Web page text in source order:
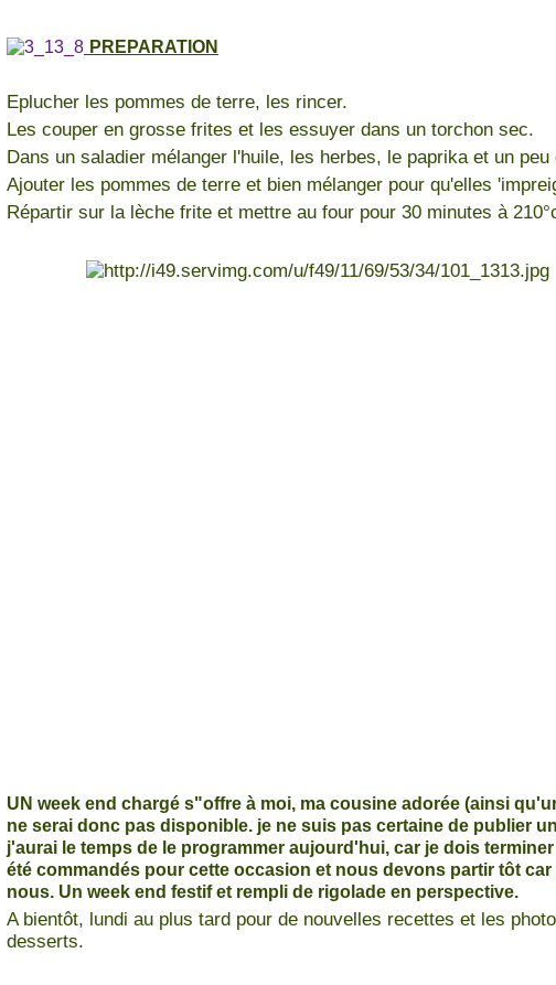
PREPARATION
Eplucher les pommes de terre, les rincer.
Les couper en grosse frites et les essuyer dans un torchon sec.
Dans un saladier mélanger l'huile, les herbes, le paprika et un peu
Ajouter les pommes de terre et bien mélanger pour qu'elles
Répartir sur la lèche frite et mettre au four pour 30 minutes à
UN week end chargé s"offre à moi, ma cousine adorée (ainsi
ne serai donc pas disponible. je ne suis pas certaine de publier
j'aurai le temps de le programmer aujourd'hui, car je dois
été commandés pour cette occasion et nous devons partir tôt
nous. Un week end festif et rempli de rigolade en perspective.
A bientôt, lundi au plus tard pour de nouvelles recettes et les
desserts.